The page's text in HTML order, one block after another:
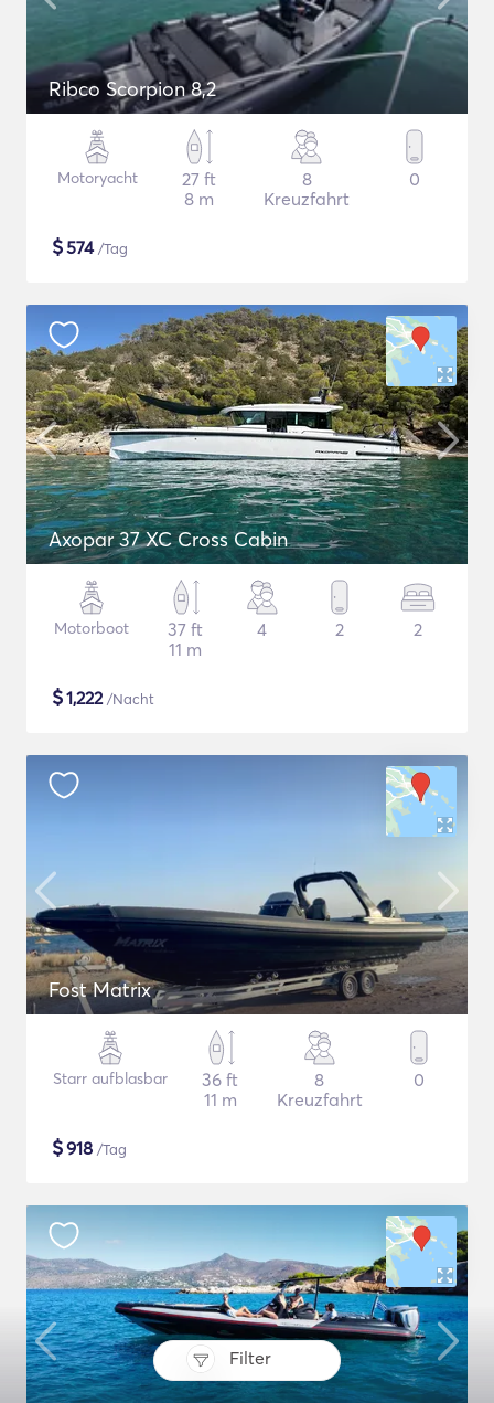
Filter
Ribco Scorpion 8,2
Motoryacht
27 ft
8 m
8
Kreuzfahrt
0
$574/Tag
Axopar 37 XC Cross Cabin
Motorboot
37 ft
11 m
4 2 2
$1,222/Nacht
Fost Matrix
Starr aufblasbar
36 ft
11 m
8
Kreuzfahrt
0
$918 /Tag